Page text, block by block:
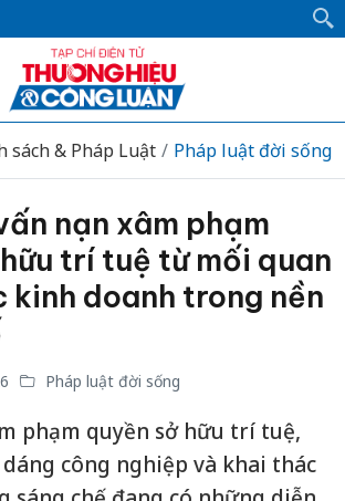
sách & Pháp Luật Pháp luật đời sống
nạn xâm phạm
trí tuệ từ mối quan
kinh doanh trong nền
Pháp luật đời sống
phạm quyền sở hữu trí tuệ,
công nghiệp và khai thác